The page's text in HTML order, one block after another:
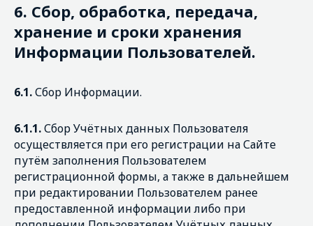
6. Сбор, обработка, передача,
хранение и сроки хранения
Информации Пользователей.
6.1.Сбор Информации.
6.1.1.Сбор Учётных данных Пользователя
осуществляется при его регистрации на Сайте
путём заполнения Пользователем
регистрационной формы, а также в дальнейшем
при редактировании Пользователем ранее
предоставленной информации либо при